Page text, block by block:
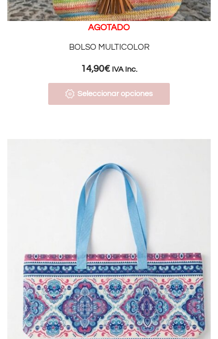
AGOTADO
BOLSO MULTICOLOR
14,90€ IVA Inc.
Seleccionar opciones